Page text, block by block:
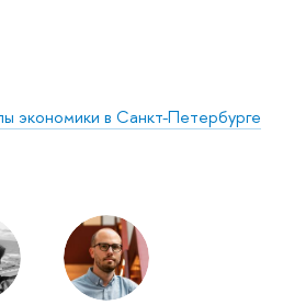
экономики в Санкт-Петербурге